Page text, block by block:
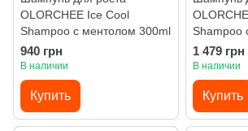
OLORCHEE Ice Cool
Shampoo с ментолом 300ml
940 грн
В наличии
Купить
Shampoo
1 479 грн
В наличии
Купить